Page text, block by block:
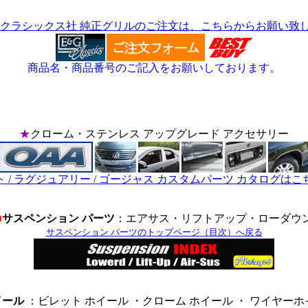
ラシックス社 純正グリルのご注文は、こちらからお願い致し
商品名・商品番号のご記入をお願いしております。
★クローム・ステンレス アップグレード アクセサリー
/ ラグジュアリー / ゴージャス カスタムパーツ カタログはこ
サスペンション パーツ ：エアサス・リフトアップ・ローダウ
サスペンション パーツのトップページ（目次）へ戻る
ル：ビレット ホイール ・クローム ホイール ・ ワイヤーホ